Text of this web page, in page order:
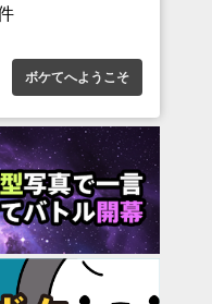
ボケてへようこそ